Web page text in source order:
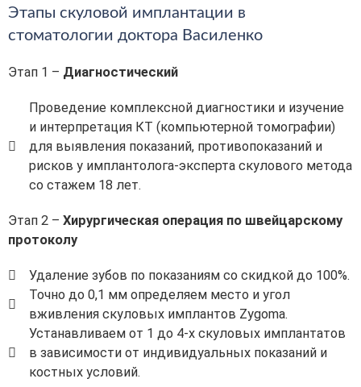
Этапы скуловой имплантации в
стоматологии доктора Василенко
Этап 1 – Диагностический
Проведение комплексной диагностики и изучение
и интерпретация КТ (компьютерной томографии)
для выявления показаний, противопоказаний и
рисков у имплантолога-эксперта скулового метода
со стажем 18 лет.
Этап 2 – Хирургическая операция по швейцарскому
протоколу
Удаление зубов по показаниям со скидкой до 100%.
Точно до 0,1 мм определяем место и угол
вживления скуловых имплантов Zygoma.
Устанавливаем от 1 до 4-х скуловых имплантатов
в зависимости от индивидуальных показаний и
костных условий.